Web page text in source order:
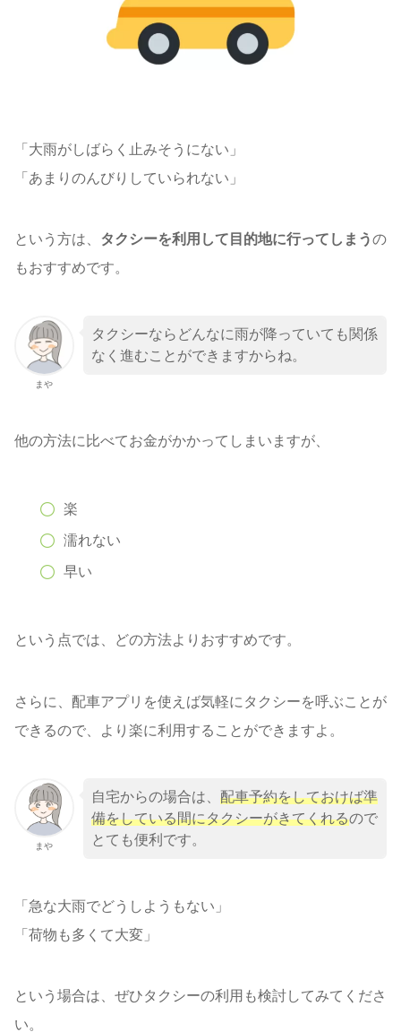
「大雨がしばらく止みそうにない」
「あまりのんびりしていられない」
という方は、 タクシーを利用して目的地に行ってしまうの
もおすすめです。
まや
タクシーならどんなに雨が降っていても関係
なく進むことができますからね。
他の方法に比べてお金がかかってしまいますが、
楽
濡れない
早い
という点では、どの方法よりおすすめです。
さらに、配車アプリを使えば気軽にタクシーを呼ぶことが
できるので、より楽に利用することができますよ。
まや
自宅からの場合は、 配車予約をしておけば準
備をしている間にタクシーがきてくれるので
とても便利です。
「急な大雨でどうしようもない」
「荷物も多くて大変」
という場合は、ぜひタクシーの利用も検討してみてくださ
い。